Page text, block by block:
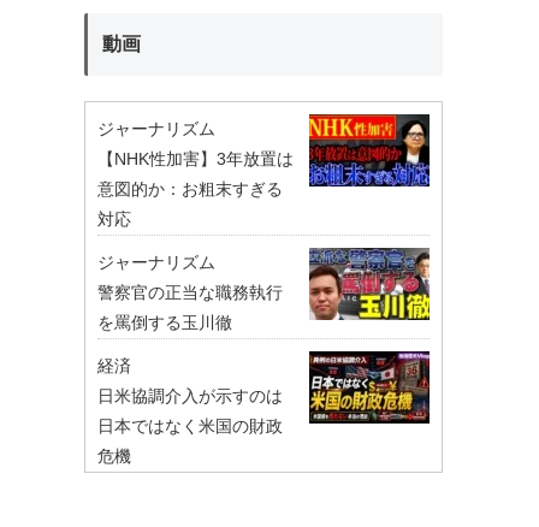
動画
ジャーナリズム
【NHK性加害】3年放置は
意図的か：お粗末すぎる
対応
ジャーナリズム
警察官の正当な職務執行
を罵倒する玉川徹
経済
日米協調介入が示すのは
日本ではなく米国の財政
危機